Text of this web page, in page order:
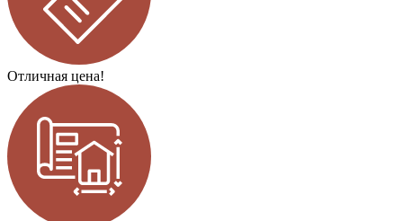
Отличная цена!